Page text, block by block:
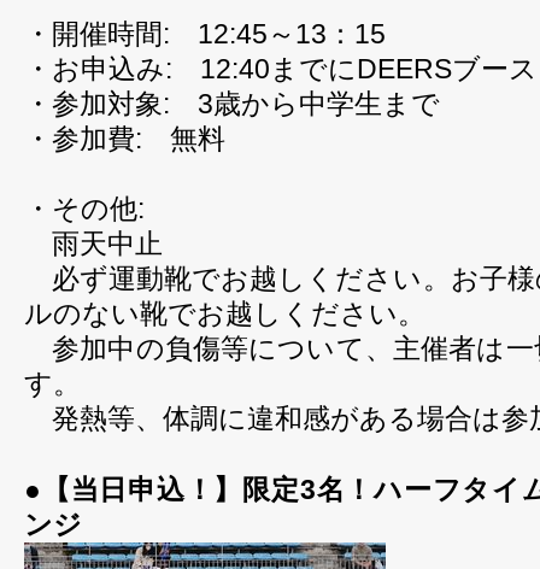
・開催時間: 12:45～13：15
・お申込み: 12:40までにDEERSブー
・参加対象: 3歳から中学生まで
・参加費: 無料
・その他:
雨天中止
必ず運動靴でお越しください。お子
ルのない靴でお越しください。
参加中の負傷等について、主催者は
す。
発熱等、体調に違和感がある場合は参
●【当日申込！】限定3名！ハーフタイ
ンジ